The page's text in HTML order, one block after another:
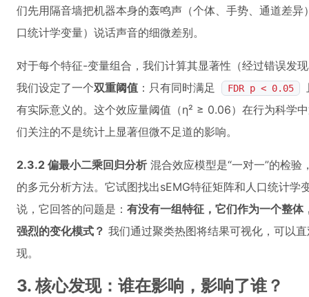
们先用隔音墙把机器本身的轰鸣声（个体、手势、通道差
口统计学变量）说话声音的细微差别。
对于每个特征-变量组合，我们计算其显著性（经过错误发
我们设定了一个双重阈值 ：只有同时满足 FDR p < 0.05
有实际意义的。这个效应量阈值（η² ≥ 0.06）在行为科学
们关注的不是统计上显著但微不足道的影响。
2.3.2 偏最小二乘回归分析 混合效应模型是“一对一”的检验
的多元分析方法。它试图找出sEMG特征矩阵和人口统计学
说，它回答的问题是： 有没有一组特征，它们作为一个整
强烈的变化模式？ 我们通过聚类热图将结果可视化，可以
现。
3. 核心发现：谁在影响，影响了谁？